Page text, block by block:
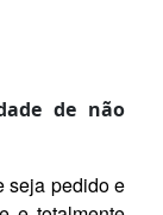
de não
seja pedido e